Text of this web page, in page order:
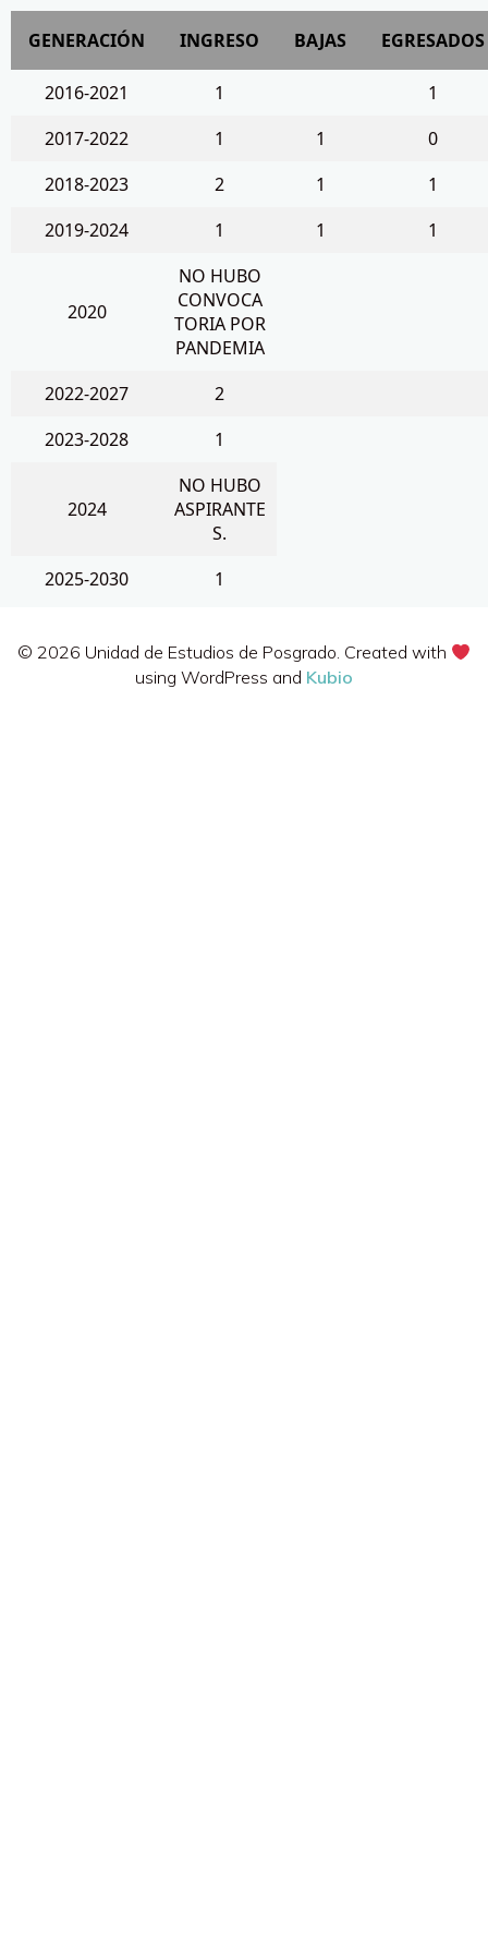
GENERACIÓN INGRESO BAJAS EGRESADOS
2016-2021 1
1
2017-2022
1 1
0
2018-2023
2 1
1
2019-2024
1 1 1
2020
NO HUBO
CONVOCA
TORIA POR
PANDEMIA
2022-2027
2
2023-2028
1
2024
NO HUBO
ASPIRANTE
S.
2025-2030
1
© 2026 Unidad de Estudios de Posgrado. Created with
using WordPress and Kubio